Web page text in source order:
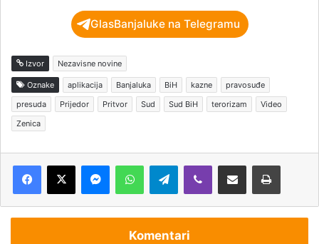
GlasBanjaluke na Telegramu
Izvor Nezavisne novine
Oznake aplikacija Banjaluka BiH kazne
pravosuđe
presuda
Prijedor Pritvor Sud Sud BiH terorizam
Video
Zenica
Telegram
Komentari